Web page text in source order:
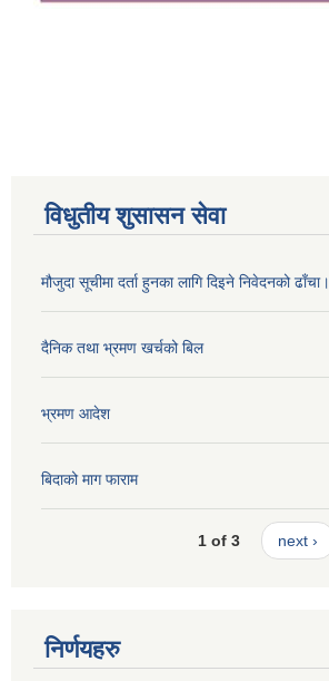
विधुतीय शुसासन सेवा
मौजुदा सूचीमा दर्ता हुनका लागि दिइने निवेदनको ढाँचा।
दैनिक तथा भ्रमण खर्चको बिल
भ्रमण आदेश
बिदाको माग फाराम
1 of 3 next ›
निर्णयहरु